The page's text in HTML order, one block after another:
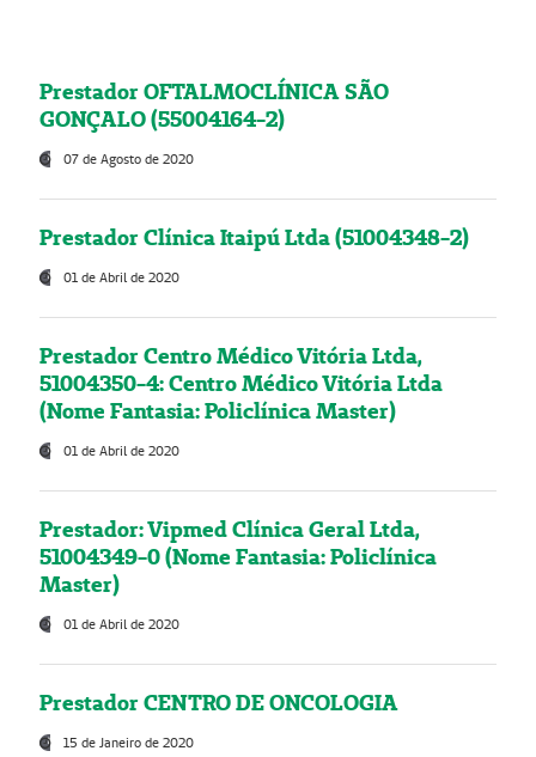
Prestador OFTALMOCLÍNICA SÃO
GONÇALO (55004164-2)
07 de Agosto de 2020
Prestador Clínica Itaipú Ltda (51004348-2)
01 de Abril de 2020
Prestador Centro Médico Vitória Ltda,
51004350-4: Centro Médico Vitória Ltda
(Nome Fantasia: Policlínica Master)
01 de Abril de 2020
Prestador: Vipmed Clínica Geral Ltda,
51004349-0 (Nome Fantasia: Policlínica
Master)
01 de Abril de 2020
Prestador CENTRO DE ONCOLOGIA
15 de Janeiro de 2020